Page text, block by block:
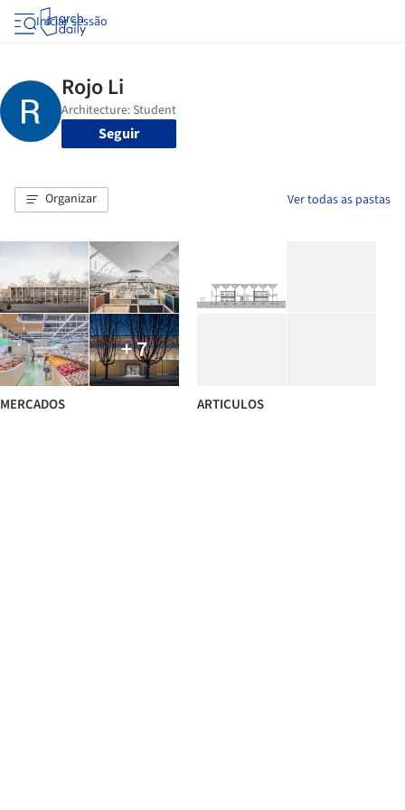
Iniciar sessão
Seguir
Organizar Ver todas as pastas
+ 7
MERCADOS ARTICULOS